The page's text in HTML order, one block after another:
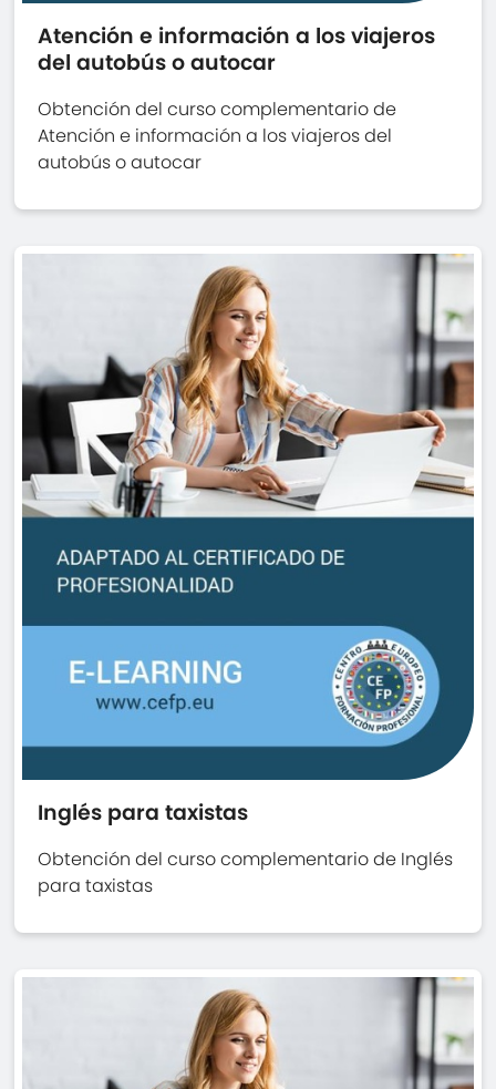
Atención e información a los viajeros
del autobús o autocar
Obtención del curso complementario de
Atención e información a los viajeros del
autobús o autocar
Inglés para taxistas
Obtención del curso complementario de Inglés
para taxistas